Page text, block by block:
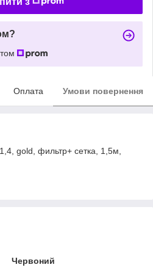
Оплата Умови повернення
gold, фильтр+ сетка, 1,5м,
Червоний